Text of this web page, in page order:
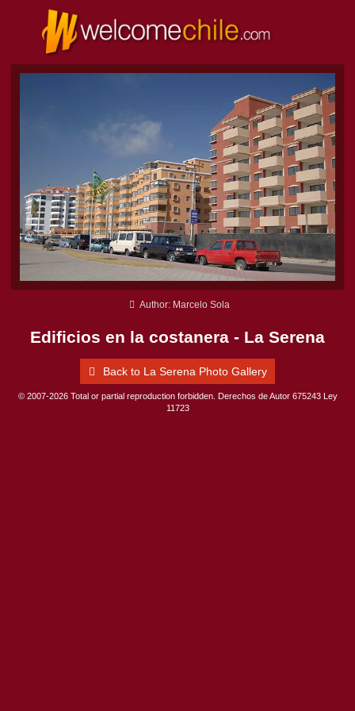
Author: Marcelo Sola
Edificios en la costanera - La Serena
Back to La Serena Photo Gallery
© 2007-2026 Total or partial reproduction forbidden. Derechos de Autor 675243 Ley
11723